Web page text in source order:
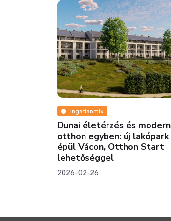
Ingatlanmix
Dunai életérzés és modern
otthon egyben: új lakópark
épül Vácon, Otthon Start
lehetőséggel
2026-02-26